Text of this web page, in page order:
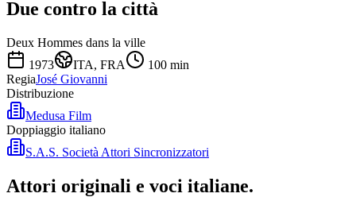
Due contro la città
Deux Hommes dans la ville
1973
ITA, FRA 100 min
RegiaJosé Giovanni
Distribuzione
Medusa Film
Doppiaggio italiano
S.A.S. Società Attori Sincronizzatori
Attori originali e voci italiane.